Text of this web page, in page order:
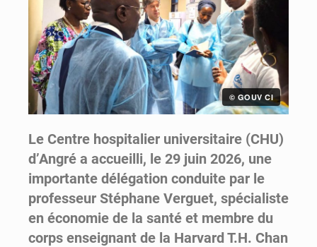
© GOUV CI
Le Centre hospitalier universitaire (CHU)
d’Angré a accueilli, le 29 juin 2026, une
importante délégation conduite par le
professeur Stéphane Verguet, spécialiste
en économie de la santé et membre du
corps enseignant de la Harvard T.H. Chan